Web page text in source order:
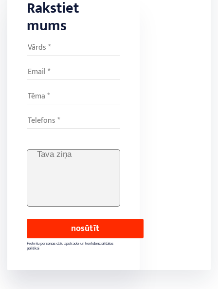
Rakstiet
mums
nosūtīt
Piekrītu personas datu apstrādei un konfidencialitātes
politikai